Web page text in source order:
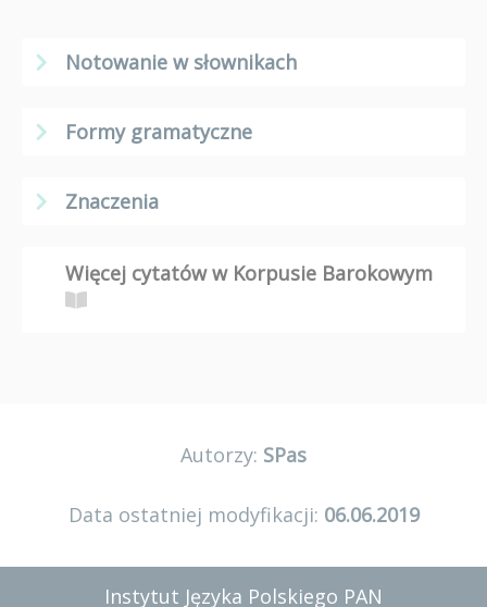
Notowanie w słownikach
Formy gramatyczne
Znaczenia
Więcej cytatów w Korpusie Barokowym
Autorzy: SPas
Data ostatniej modyfikacji: 06.06.2019
Instytut Języka Polskiego PAN